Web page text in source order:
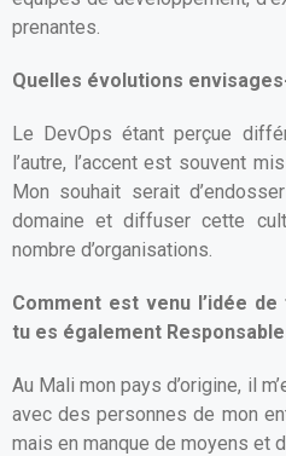
prenantes.
Quelles évolutions
Le DevOps étant perçue
l’autre, l’accent est souvent
Mon souhait serait
domaine et diffuser cette
nombre d’organisations.
Comment est venu l’idée
tu es également
Au Mali mon pays d’origine, il
avec des personnes de mon
mais en manque de moyens et